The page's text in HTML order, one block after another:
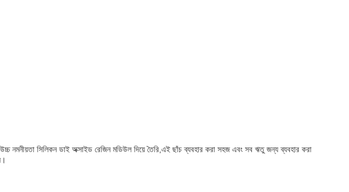
নমনীয়তা সিলিকন ডাই অক্সাইড রেজিন মডিউল দিয়ে তৈরি,এই ছাঁচ ব্যবহার করা সহজ এবং সব ঋতু জন্য ব্যবহার করা